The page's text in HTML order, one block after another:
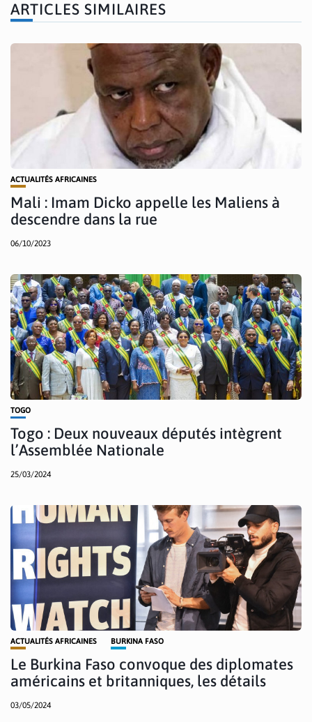
ARTICLES SIMILAIRES
ACTUALITÉS AFRICAINES
Mali : Imam Dicko appelle les Maliens à
descendre dans la rue
06/10/2023
TOGO
Togo : Deux nouveaux députés intègrent
l’Assemblée Nationale
25/03/2024
ACTUALITÉS AFRICAINES BURKINA FASO
Le Burkina Faso convoque des diplomates
américains et britanniques, les détails
03/05/2024